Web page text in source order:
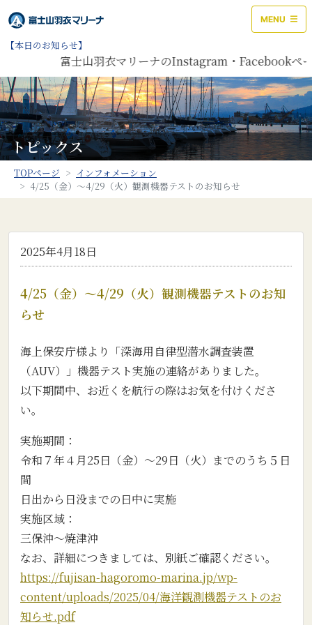
MENU
【本日のお知らせ】
富士山羽衣マリーナのInstagram・Facebookペ
トピックス
TOPページ
インフォメーション
4/25（金）～4/29（火）観測機器テストのお知らせ
2025年4月18日
4/25（金）～4/29（火）観測機器テストのお知
らせ
海上保安庁様より「深海用自律型潜水調査装置
（AUV）」機器テスト実施の連絡がありました。
以下期間中、お近くを航行の際はお気を付けくださ
い。
実施期間：
令和７年４月25日（金）～29日（火）までのうち５日
間
日出から日没までの日中に実施
実施区域：
三保沖～焼津沖
なお、詳細につきましては、別紙ご確認ください。
https://fujisan-hagoromo-marina.jp/wp-
content/uploads/2025/04/海洋観測機器テストのお
知らせ.pdf